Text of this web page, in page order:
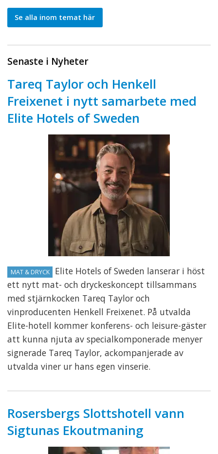
Se alla inom temat här
Senaste i Nyheter
Tareq Taylor och Henkell
Freixenet i nytt samarbete med
Elite Hotels of Sweden
MAT & DRYCK
Elite Hotels of Sweden lanserar i höst
ett nytt mat- och dryckeskoncept tillsammans
med stjärnkocken Tareq Taylor och
vinproducenten Henkell Freixenet. På utvalda
Elite-hotell kommer konferens- och leisure-gäster
att kunna njuta av specialkomponerade menyer
signerade Tareq Taylor, ackompanjerade av
utvalda viner ur hans egen vinserie.
Rosersbergs Slottshotell vann
Sigtunas Ekoutmaning